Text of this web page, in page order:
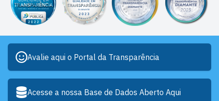
Avalie aqui o Portal da Transparência
Acesse a nossa Base de Dados Aberto Aqui